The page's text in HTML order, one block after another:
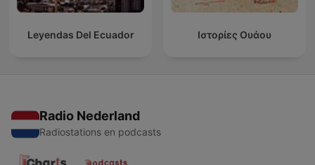
Leyendas Del Ecuador Ιστορίες Ουάου
Radio Nederland
Radiostations en podcasts